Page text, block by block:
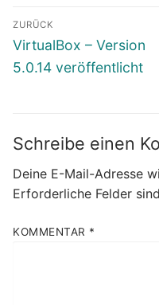
ZURÜCK
Vorheriger
Beitrag:
VirtualBox – Version
5.0.14 veröffentlicht
Schreibe einen
Deine E-Mail-Adresse
Erforderliche Felder
KOMMENTAR *